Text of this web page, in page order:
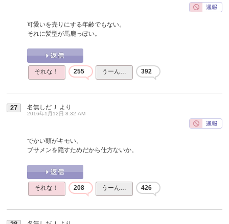
可愛いを売りにする年齢でもない。
それに髪型が馬鹿っぽい。
それな！ 255 うーん… 392
27 名無しだＪ より
2016年1月12日 8:32 AM
でかい頭がキモい。
ブサメンを隠すためだから仕方ないか。
それな！ 208 うーん… 426